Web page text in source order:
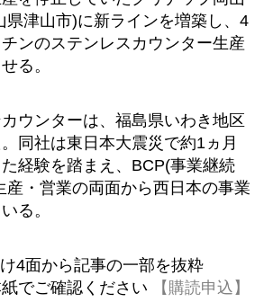
県津山市)に新ラインを増築し、4
ンのステンレスカウンター生産
る。
ウンターは、福島県いわき地区
同社は東日本大震災で約1ヵ月
経験を踏まえ、BCP(事業継続
産・営業の両面から西日本の事業
る。
4面から記事の一部を抜粋
でご確認ください
【購読申込】